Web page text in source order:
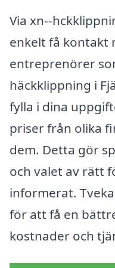
Via xn--
enkelt få kontakt
entreprenörer
häckklippning i
fylla i dina
priser från olika
dem. Detta gör
och valet av rätt
informerat.
för att få en
kostnader och